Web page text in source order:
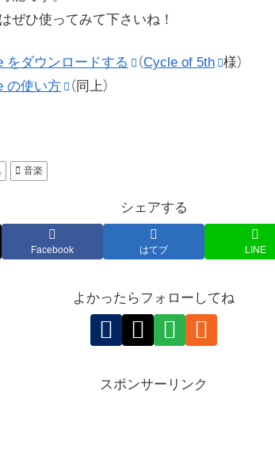
ぜひ使ってみて下さいね！
をダウンロードする （Cycle of 5th 様）
の使い方
（同上）
音楽
シェアする
Facebook はてブ LINE
よかったらフォローしてね
スポンサーリンク